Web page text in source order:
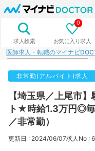
求人検索 お気に入り求人
0
医師求人・転職のマイナビ
非常勤(アルバイト)求人
【埼玉県／上尾市
ト★時給1.3万円◎
／非常勤）
更新日 : 2024/06/07求人No :